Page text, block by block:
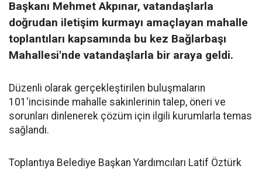
Başkanı Mehmet Akpınar, vatandaşlarla
doğrudan iletişim kurmayı amaçlayan mahalle
toplantıları kapsamında bu kez Bağlarbaşı
Mahallesi'nde vatandaşlarla bir araya geldi.
Düzenli olarak gerçekleştirilen buluşmaların
101'incisinde mahalle sakinlerinin talep, öneri ve
sorunları dinlenerek çözüm için ilgili kurumlarla temas
sağlandı.
Toplantıya Belediye Başkan Yardımcıları Latif Öztürk